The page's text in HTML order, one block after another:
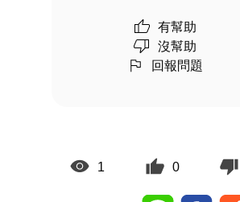
有幫助
沒幫助
回報問題
1 0